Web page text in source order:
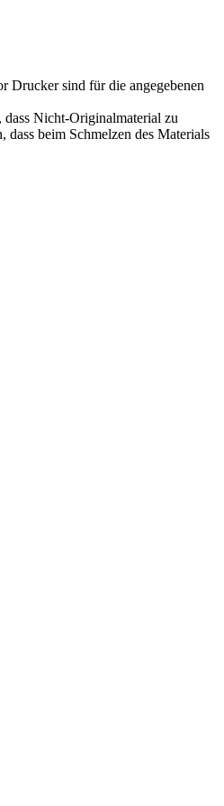
Drucker sind für die angegebenen
Nicht-Originalmaterial zu
beim Schmelzen des Materials